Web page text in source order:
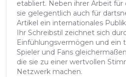
etabliert. Neben ihrer Arbeit für
sie gelegentlich auch für
Artikel ein internationales
Ihr Schreibstil zeichnet sich
Einfühlungsvermögen und ein
Spieler und Fans
die sie zu einer wertvollen
Netzwerk machen.